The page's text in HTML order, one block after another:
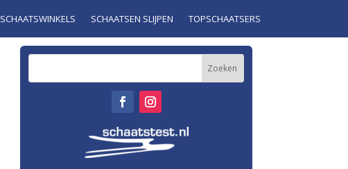
SCHAATSWINKELS SCHAATSEN SLIJPEN TOPSCHAATSERS